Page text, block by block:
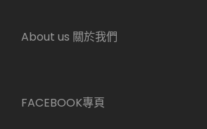
About us 關於我們
FACEBOOK專頁